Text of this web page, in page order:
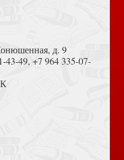
России (2024)
д. 9
43-49, +7 964 335-07-